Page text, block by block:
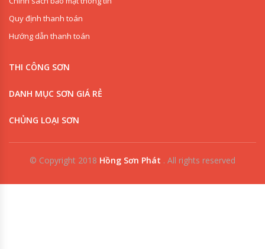
Quy định thanh toán
Hướng dẫn thanh toán
THI CÔNG SƠN
DANH MỤC SƠN GIÁ RẺ
CHỦNG LOẠI SƠN
© Copyright 2018 Hồng Sơn Phát . All rights reserved